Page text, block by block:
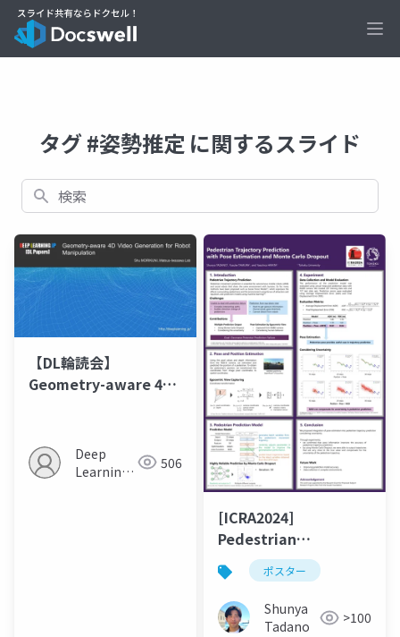
タグ #姿勢推定 に関するスライド
検索
【DL輪読会】
Geometry-aware 4D
Deep
Learning
506
[ICRA2024]
Pedestrian
Trajectory
Prediction with Pose
Estimation and
Monte Carlo Dropout
ポスター
Shunya
Tadano
>100